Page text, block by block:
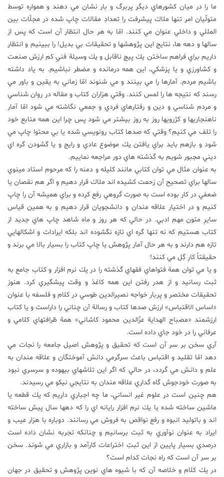
ما را در ميان كشورهاي ديگر پربرگ و بار نشان مي دهند و همواره توسط
متولّيان امر تنها ملاك پيشرفت را تعدادِ مقالات چاپ شده در مجلّات بين
المللي و داخلي عنوان مي كنند. امّا به هر حال انتظار آن است كه پس از
سالها و دهه ها، نتايج اين پژوهشها و تحقيقات بي بديل! را ببينيم و انتظار
داريم براي فراهم ساختن يك پيچ ناقابل و يك وسيلة فنيِ كم ارزش صنعت
و كشاورزي و يا پزشكي، اين همه درمانده و مضطر نباشيم. به ياد داشته
باشيم مردم. آمارها را مي بينند و مي شنوند امّا زماني به يقين و باور مي
رسند كه نتيجه ها را لمس كنند. وقتي هزاران كتاب و مقاله در روان شناسي
و مردم شناسي و دين و رفتارهاي فردي و جمعي نگاشته مي شود امّا آمار
ناهنجاريها و كژرويها روز به روز بيشتر مي شود پس چرا اين همه منابع خود
را تلف مي كنيم؟ وقتي كه صدها كتاب رونويسي شده يا بي محتوا چاپ مي
شود و بازهم بايد براي يافتن يك موضوع عادي و رايج و يا گشودن گره اي
ديني مجبور شويم به گذشته هاي دور مراجعه نماييم.
به عنوان مثال مي توان كتابي مانند كليله و دمنه را كه مرحوم استاد مينوي
سالها براي تصحيح آن زحمت كشيده اند ملاك قرار دهيم و اگر هم نقصان يا
ضعفي در كار بوده است به صورت گروهي رفع كرده و براي هميشه آن را چاپ
كنيم و در اختيار علاقه مندان و دانشجويان قرار دهيم و به همين قياس
سايرِ متون مهم ادبي. در حالي كه هر روز و ماه شاهد چاپ هاي جديد از
كتاب هستيم كه نه تنها گره اي تازه نگشوده اند بلكه ايرادات و اشكالهايي
تازه هم دارند و به هر حال آمار پژوهش يا چاپ كتاب را بسيار بالا مي برند و
حقيقتاً كارِ گِل مي كنند!
و يا مي توان همة فتواهاي فقهاي گذشته را در يك نرم افزار و كتاب جامع به
ثبت رسانيد و از هدر رفتن اين همه كاغذ و وقت پيشگيري كرد. هنوز
تحقيقات مختصر و پربار خواجه نصيرالدين طوسي در كلام و فلسفه با عنوان
«اساس الاقتباس» ارزش صدها كتاب و رسالة آن چناني را داراست و يا كتاب
ارزشمند «مصباح الهداية عزّالدين محمود كاشاني» همة ظرافتهاي كلامي و
عرفاني را در خود جاي داده است.
آري سخن بر سر آن است كه تحقيق و پژوهش اصيل جامعه را نجات مي
دهد امّا تقليد و اقتباس باعث سرگرمي دانش آموختگان و علاقه مندان به
علم و دانش مي گردد، در حالي كه اگر اين تلاشهاي بيهوده و سرسري نبود
به صورت خودجوش گاه گداري علاقه مندان به نتايجي نيكو مي رسيدند.
هم چنين است در علوم غير انساني، ما چه اجباري داريم كه يك قطعه يا
ماشين ساخته شده يا يك نرم افزار رايانه اي را كه دهها سال پيش ساخته
اند و باتوليد انبوه و رفع نواقص به فروش مي رسانند. دوباره با هزار عيب و
ايراد به عنوان نوآوري به ثبت برسانيم و چنانكه تجربه نشان داده است
درصدي بسيار پايين از اين ثبتِ اختراعات كارآمد و بازاري مي شوند. سخن
بر سر آن است كه راه نجات كدام است؟
در يك كلام و خلاصه آن كه با شيوه هاي نوين پژوهش و تحقيق در جهان